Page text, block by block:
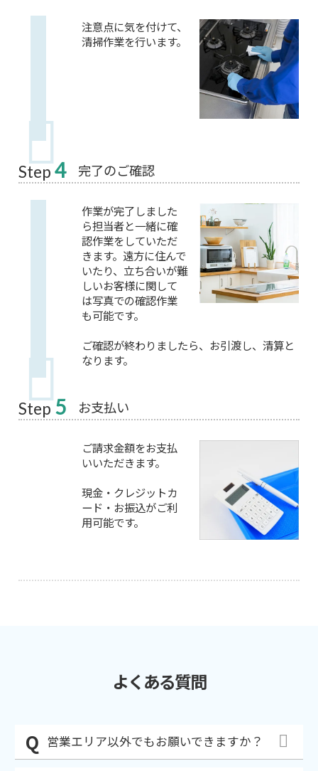
注意点に気を付けて、
清掃作業を行います。
Step 4 完了のご確認
作業が完了しました
ら担当者と一緒に確
認作業をしていただ
きます。遠方に住んで
いたり、立ち合いが難
しいお客様に関して
は写真での確認作業
も可能です。
ご確認が終わりましたら、お引渡し、清算と
なります。
Step 5 お支払い
ご請求金額をお支払
いいただきます。
現金・クレジットカ
ード・お振込がご利
用可能です。
よくある質問
営業エリア以外でもお願いできますか？